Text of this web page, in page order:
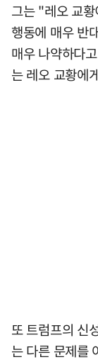
그는 "레오 교
행동에 매우 반
매우 나약하다
는 레오 교황에
또 트럼프의 신
는 다른 문제를